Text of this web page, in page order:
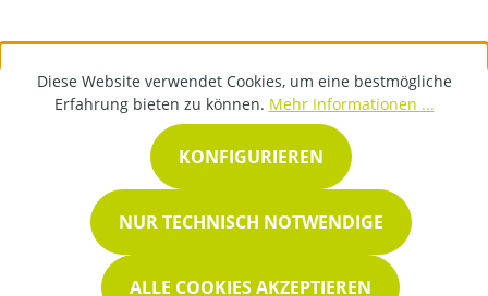
Diese Website verwendet Cookies, um eine bestmögliche
Erfahrung bieten zu können. Mehr Informationen ...
NUR TECHNISCH NOTWENDIGE
KONFIGURIEREN
ALLE COOKIES AKZEPTIEREN